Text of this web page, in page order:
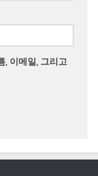
, 이메일, 그리고